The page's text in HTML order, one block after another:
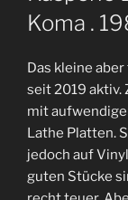
Koma .
Das kleine
seit 2019 aktiv.
mit
Lathe Platten.
jedoch auf
guten Stücke